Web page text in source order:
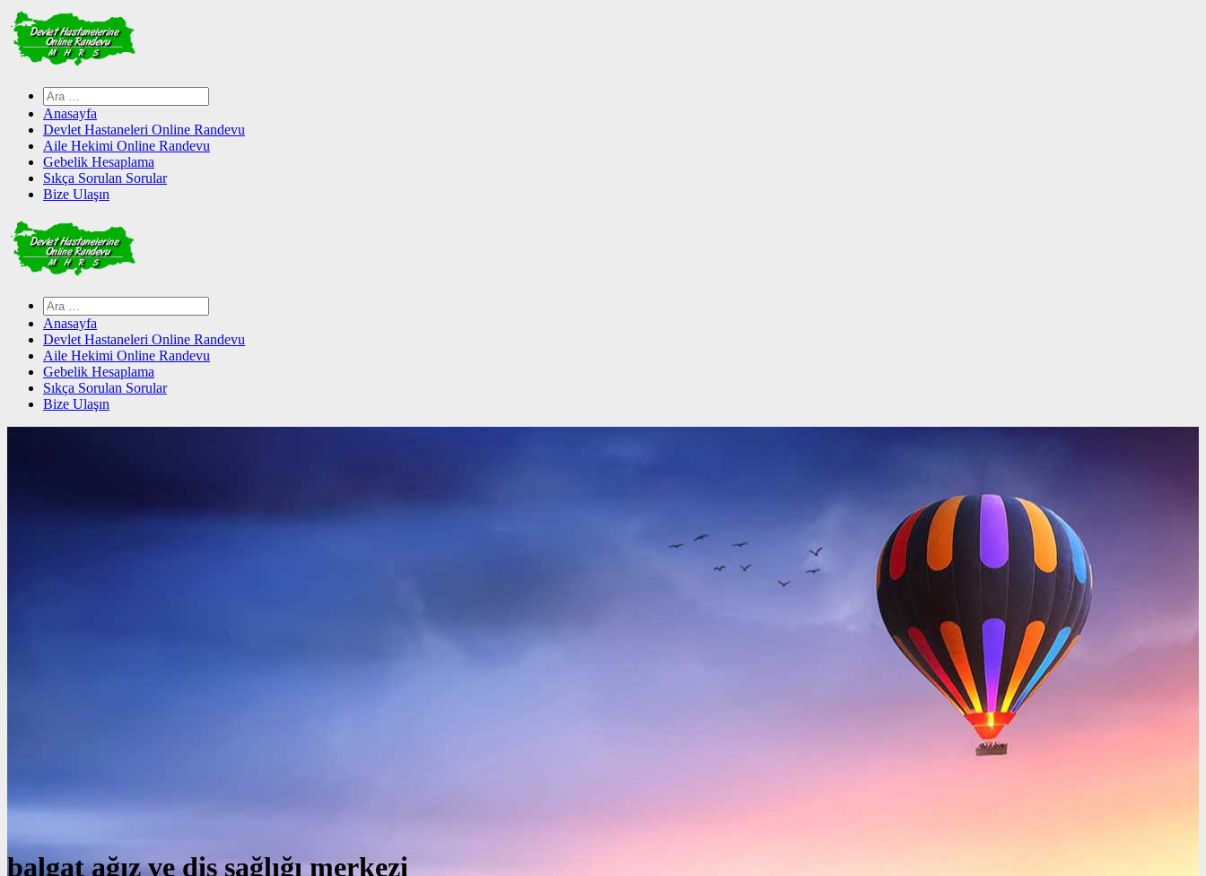
Skip
to
content
Arama:
Anasayfa
Devlet Hastaneleri Online Randevu
Aile Hekimi Online Randevu
Gebelik Hesaplama
Sıkça Sorulan Sorular
Bize Ulaşın
Arama:
Anasayfa
Devlet Hastaneleri Online Randevu
Aile Hekimi Online Randevu
Gebelik Hesaplama
Sıkça Sorulan Sorular
Bize Ulaşın
balgat ağız ve diş sağlığı merkezi